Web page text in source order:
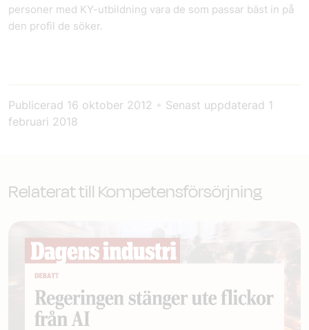
personer med KY-utbildning vara de som passar bäst in på
den profil de söker.
Publicerad 16 oktober 2012 • Senast uppdaterad 1
februari 2018
Relaterat till Kompetensförsörjning